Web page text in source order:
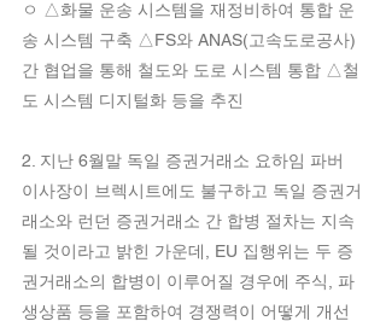
ㅇ △화물 운송 시스템을 재정비하여 통합 운
송 시스템 구축 △FS와 ANAS(고속도로공사)
간 협업을 통해 철도와 도로 시스템 통합 △철
도 시스템 디지털화 등을 추진
2. 지난 6월말 독일 증권거래소 요하임 파버
이사장이 브렉시트에도 불구하고 독일 증권거
래소와 런던 증권거래소 간 합병 절차는 지속
될 것이라고 밝힌 가운데, EU 집행위는 두 증
권거래소의 합병이 이루어질 경우에 주식, 파
생상품 등을 포함하여 경쟁력이 어떻게 개선